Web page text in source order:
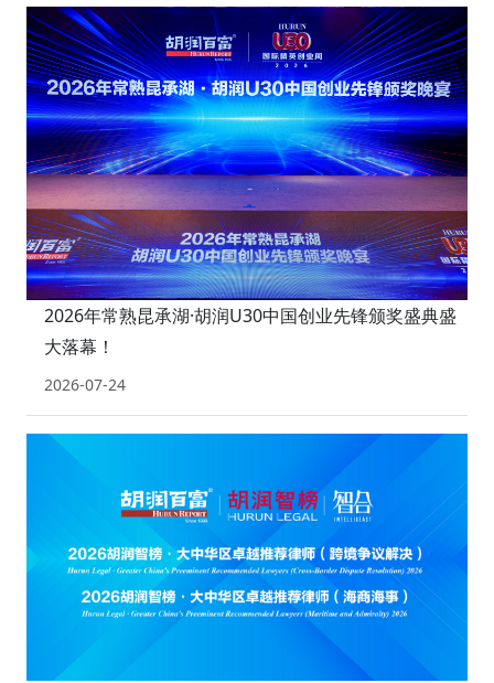
2026年常熟昆承湖·胡润U30中国创业先锋颁奖盛典盛
大落幕！
2026-07-24